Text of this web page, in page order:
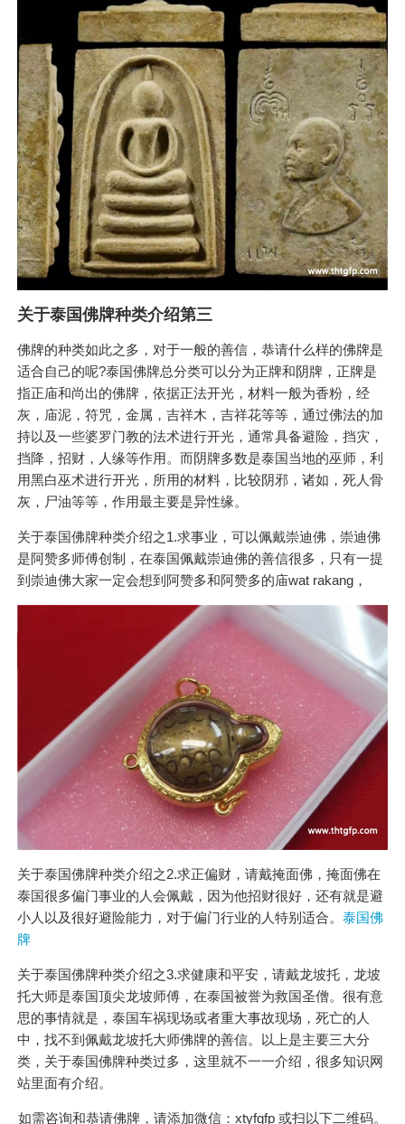
关于泰国佛牌种类介绍第三
佛牌的种类如此之多，对于一般的善信，恭请什么样的佛牌是
适合自己的呢?泰国佛牌总分类可以分为正牌和阴牌，正牌是
指正庙和尚出的佛牌，依据正法开光，材料一般为香粉，经
灰，庙泥，符咒，金属，吉祥木，吉祥花等等，通过佛法的加
持以及一些婆罗门教的法术进行开光，通常具备避险，挡灾，
挡降，招财，人缘等作用。而阴牌多数是泰国当地的巫师，利
用黑白巫术进行开光，所用的材料，比较阴邪，诸如，死人骨
灰，尸油等等，作用最主要是异性缘。
关于泰国佛牌种类介绍之1.求事业，可以佩戴崇迪佛，崇迪佛
是阿赞多师傅创制，在泰国佩戴崇迪佛的善信很多，只有一提
到崇迪佛大家一定会想到阿赞多和阿赞多的庙wat rakang，
关于泰国佛牌种类介绍之2.求正偏财，请戴掩面佛，掩面佛在
泰国很多偏门事业的人会佩戴，因为他招财很好，还有就是避
小人以及很好避险能力，对于偏门行业的人特别适合。 泰国佛
牌
关于泰国佛牌种类介绍之3.求健康和平安，请戴龙坡托，龙坡
托大师是泰国顶尖龙坡师傅，在泰国被誉为救国圣僧。很有意
思的事情就是，泰国车祸现场或者重大事故现场，死亡的人
中，找不到佩戴龙坡托大师佛牌的善信。以上是主要三大分
类，关于泰国佛牌种类过多，这里就不一一介绍，很多知识网
站里面有介绍。
如需咨询和恭请佛牌，请添加微信：xtyfgfp 或扫以下二维码。